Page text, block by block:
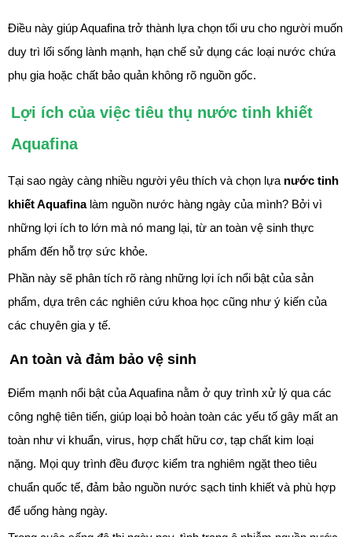
Điều này giúp Aquafina trở thành lựa chọn tối ưu cho người muốn
duy trì lối sống lành mạnh, hạn chế sử dụng các loại nước chứa
phụ gia hoặc chất bảo quản không rõ nguồn gốc.
Lợi ích của việc tiêu thụ nước tinh khiết
Aquafina
Tại sao ngày càng nhiều người yêu thích và chọn lựa nước tinh
khiết Aquafinalàm nguồn nước hàng ngày của mình? Bởi vì
những lợi ích to lớn mà nó mang lại, từ an toàn vệ sinh thực
phẩm đến hỗ trợ sức khỏe.
Phần này sẽ phân tích rõ ràng những lợi ích nổi bật của sản
phẩm, dựa trên các nghiên cứu khoa học cũng như ý kiến của
các chuyên gia y tế.
An toàn và đảm bảo vệ sinh
Điểm mạnh nổi bật của Aquafina nằm ở quy trình xử lý qua các
công nghệ tiên tiến, giúp loại bỏ hoàn toàn các yếu tố gây mất an
toàn như vi khuẩn, virus, hợp chất hữu cơ, tạp chất kim loại
nặng. Mọi quy trình đều được kiểm tra nghiêm ngặt theo tiêu
chuẩn quốc tế, đảm bảo nguồn nước sạch tinh khiết và phù hợp
để uống hàng ngày.